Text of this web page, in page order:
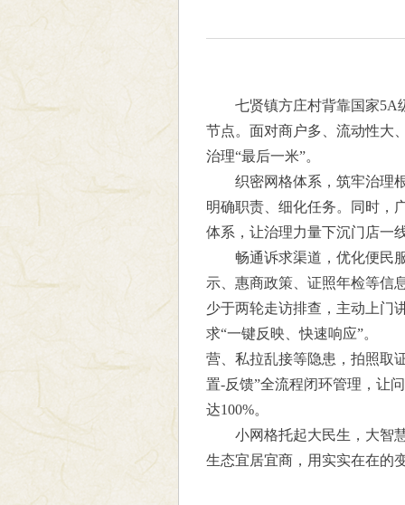
七贤镇方庄村背靠国家5A
节点。面对商户多、流动性大
治理“最后一米”。
织密网格体系，筑牢治理
明确职责、细化任务。同时，
体系，让治理力量下沉门店一
畅通诉求渠道，优化便民
示、惠商政策、证照年检等信
少于两轮走访排查，主动上门
求“一键反映、快速响应”。
营、私拉乱接等隐患，拍照取
置-反馈”全流程闭环管理，让
达100%。
小网格托起大民生，大智慧
生态宜居宜商，用实实在在的